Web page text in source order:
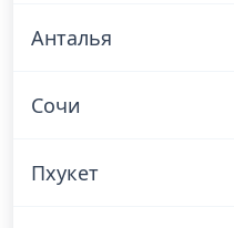
Анталья
Сочи
Пхукет